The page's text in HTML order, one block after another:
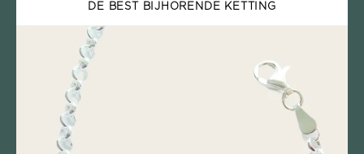
DE BEST BIJHORENDE KETTING